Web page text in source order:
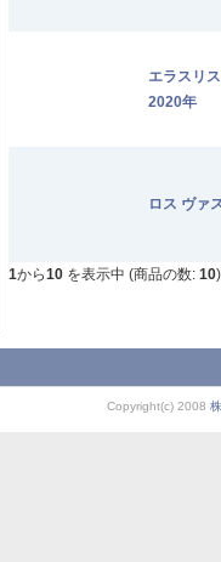
エラスリ
2020年
ロス ヴァ
1から10 を表示中 (商品の数: 10)
Copyright(c) 2008